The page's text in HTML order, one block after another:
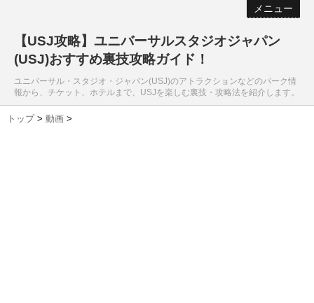
メニュー
【USJ攻略】ユニバーサルスタジオジャパン
(USJ)おすすめ裏技攻略ガイド！
ユニバーサル・スタジオ・ジャパン(USJ)のアトラクションなどのパーク情
報から、チケット、ホテルまで、USJを楽しむ裏技・攻略法を紹介します。
トップ > 動画 >